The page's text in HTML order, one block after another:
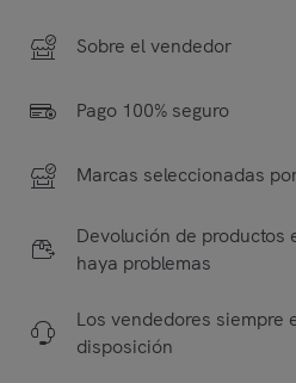
Sobre el vendedor
Pago 100% seguro
Marcas seleccionadas
Devolución de productos
haya problemas
Los vendedores siempre
disposición